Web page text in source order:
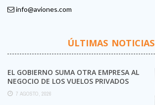
info@aviones.com
ÚLTIMAS NOTICIAS
EL GOBIERNO SUMA OTRA EMPRESA AL
NEGOCIO DE LOS VUELOS PRIVADOS
7 AGOSTO, 2026